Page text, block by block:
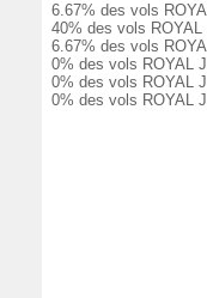
6.67% des vols
40% des vols
6.67% des vols
0% des vols ROYAL
0% des vols ROYAL
0% des vols ROYAL